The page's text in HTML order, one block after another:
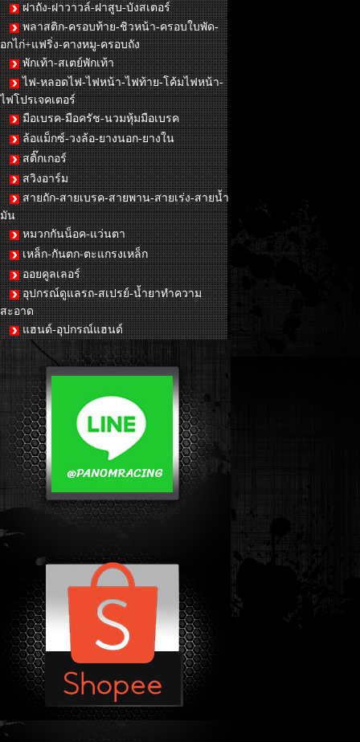
ฝาถัง-ฝาวาวล์-ฝาสูบ-บังสเตอร์
พลาสติก-ครอบท้าย-ชิวหน้า-ครอบใบพัด-
อกไก่+แฟริ่ง-คางหมู-ครอบถัง
พักเท้า-สเตย์พักเท้า
ไฟ-หลอดไฟ-ไฟหน้า-ไฟท้าย-โค้มไฟหน้า-
ไฟโปรเจคเตอร์
มือเบรค-มือครัช-นวมหุ้มมือเบรค
ล้อแม็กซ์-วงล้อ-ยางนอก-ยางใน
สติ๊กเกอร์
สวิงอาร์ม
สายถัก-สายเบรค-สายพาน-สายเร่ง-สายน้ำ
มัน
หมวกกันน็อค-แว่นตา
เหล็ก-กันตก-ตะแกรงเหล็ก
ออยคูลเลอร์
อุปกรณ์ดูแลรถ-สเปรย์-น้ำยาทำความ
สะอาด
แฮนด์-อุปกรณ์แฮนด์